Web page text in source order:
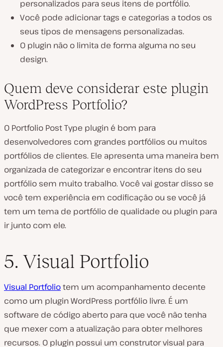
personalizados para seus itens de portfólio.
Você pode adicionar tags e categorias a todos os
seus tipos de mensagens personalizadas.
O plugin não o limita de forma alguma no seu
design.
Quem deve considerar este plugin
WordPress Portfolio?
O Portfolio Post Type plugin é bom para
desenvolvedores com grandes portfólios ou muitos
portfólios de clientes. Ele apresenta uma maneira bem
organizada de categorizar e encontrar itens do seu
portfólio sem muito trabalho. Você vai gostar disso se
você tem experiência em codificação ou se você já
tem um tema de portfólio de qualidade ou plugin para
ir junto com ele.
5. Visual Portfolio
Visual Portfoliotem um acompanhamento decente
como um plugin WordPress portfólio livre. É um
software de código aberto para que você não tenha
que mexer com a atualização para obter melhores
recursos. O plugin possui um construtor visual para